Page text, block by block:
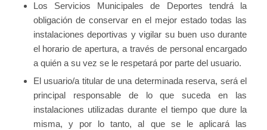
Los Servicios Municipales de Deportes tendrá la
obligación de conservar en el mejor estado todas las
instalaciones deportivas y vigilar su buen uso durante
el horario de apertura, a través de personal encargado
a quién a su vez se le respetará por parte del usuario.
El usuario/a titular de una determinada reserva, será el
principal responsable de lo que suceda en las
instalaciones utilizadas durante el tiempo que dure la
misma, y por lo tanto, al que se le aplicará las